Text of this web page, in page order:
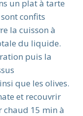
un plat à tarte
confits
la cuisson à
du liquide.
puis la
que les olives.
et recouvrir
chaud 15 min à